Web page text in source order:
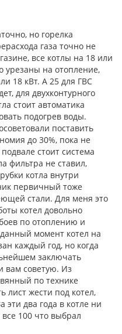
но горелка
газа точно не
все котлы на 18 или
урезаны на отопление,
18 кВт. А 25 для ГВС
для двухконтурного
стоит автоматика
подогрев воды.
поставить
до 30%, пока не
стоит система
фильтра не ставил,
котла внутри
первичный тоже
стали. Для меня это
котел довольно
по отоплению и
момент котел на
каждый год, но когда
заключать
вам советую. Из
по технике
лист жести под котел,
два года в котле ни
100 что выбрал